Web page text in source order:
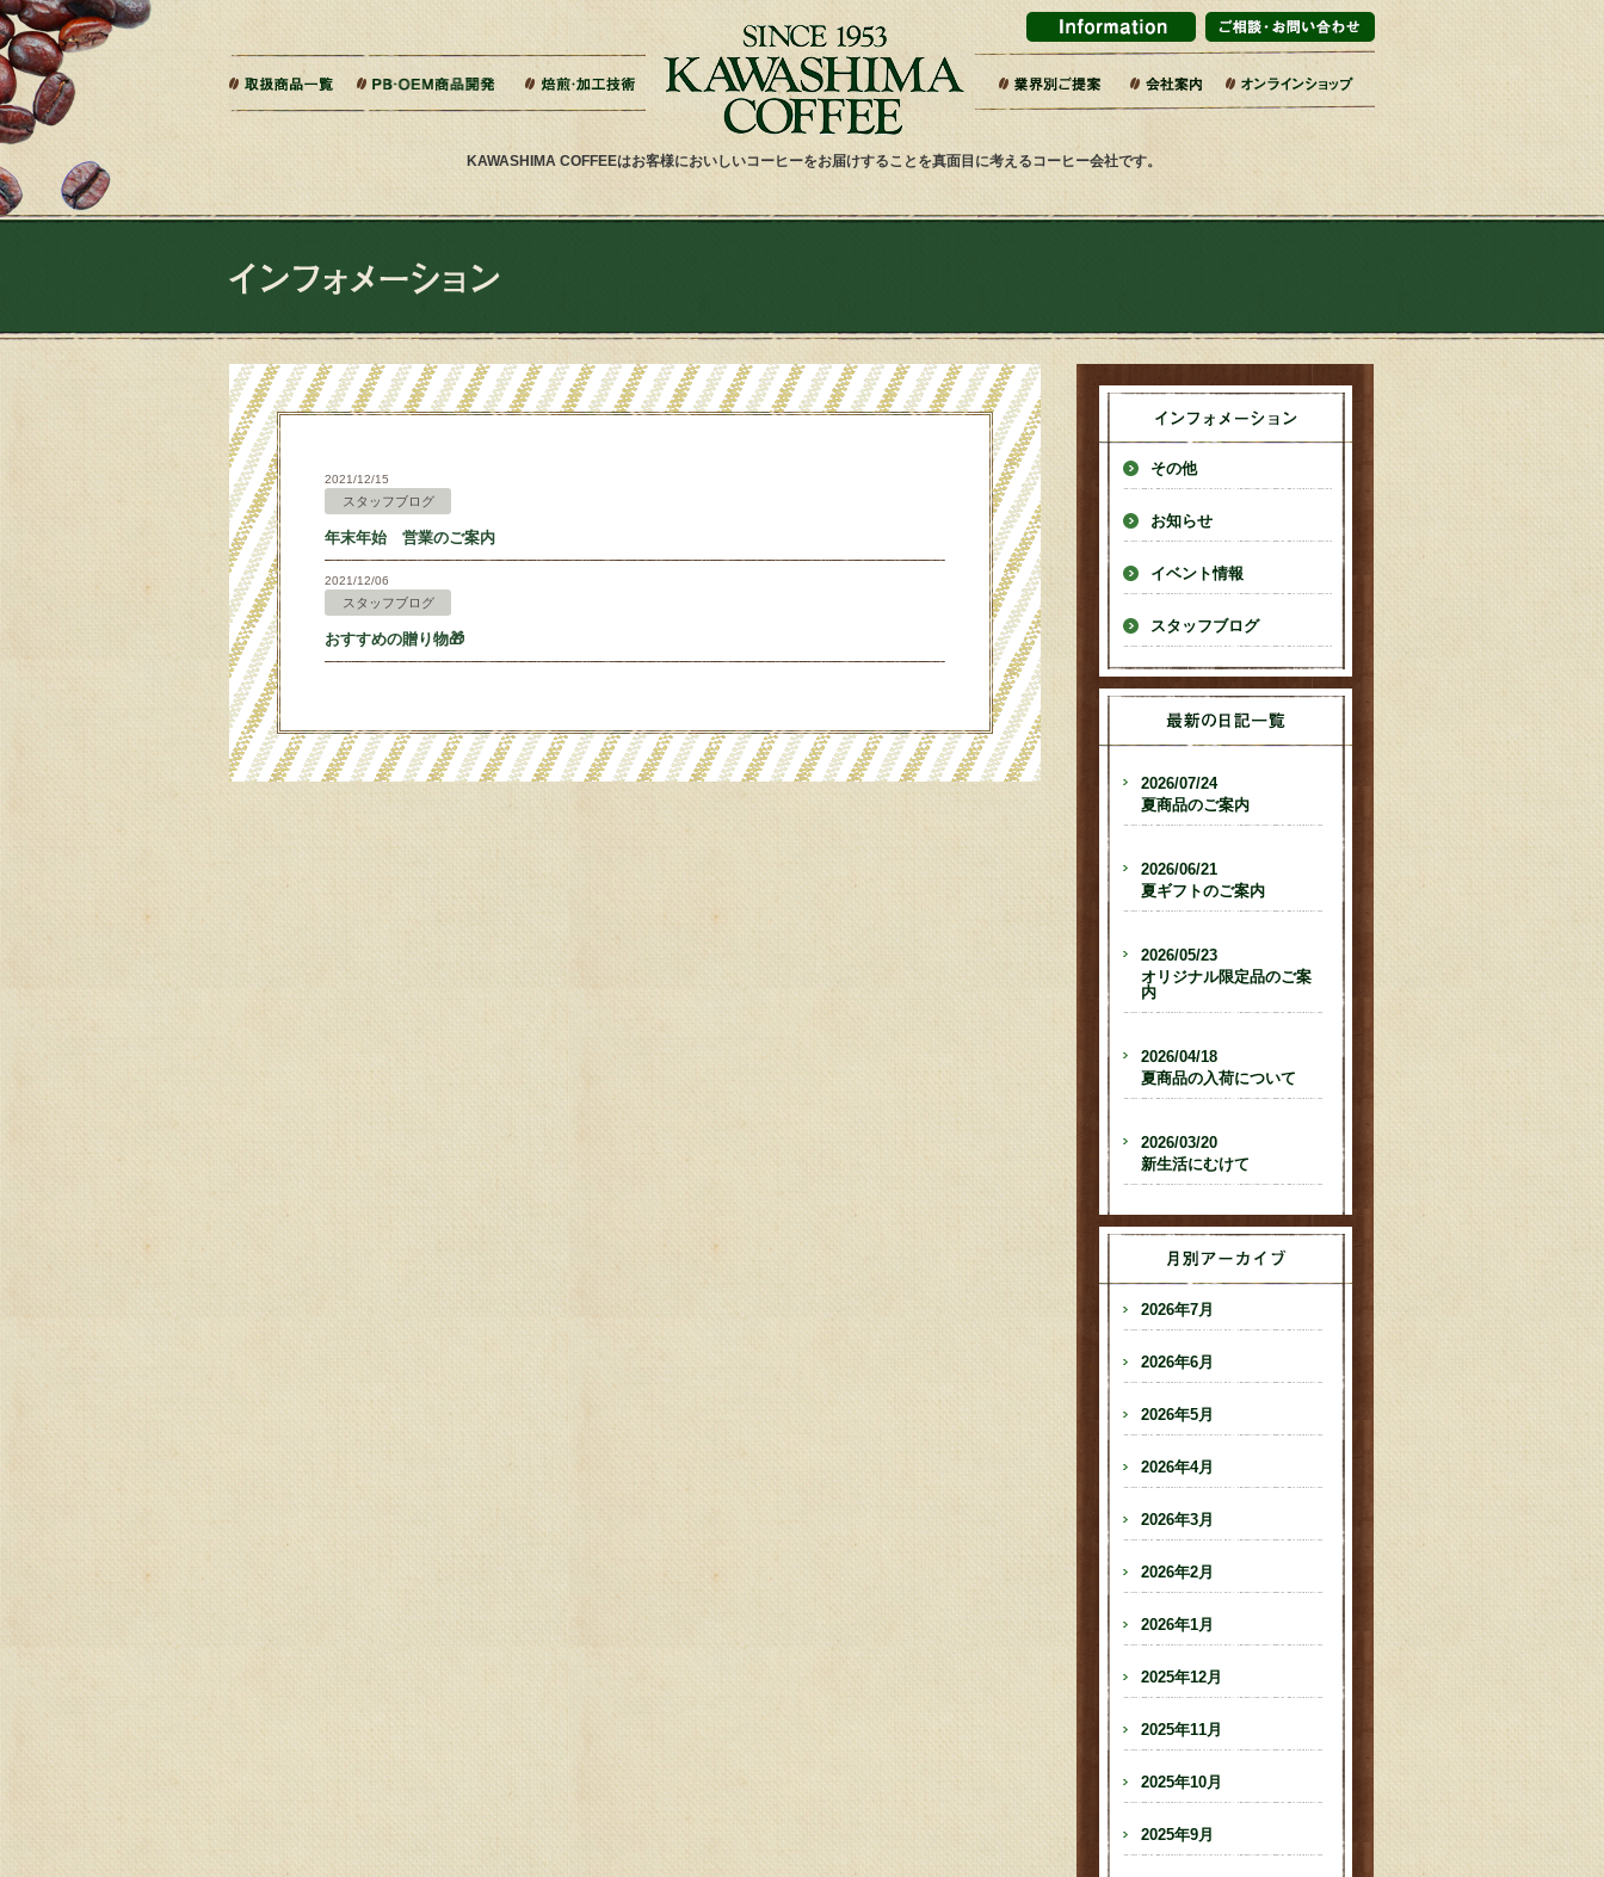
KAWASHIMA COFFEEはお客様においしいコーヒーをお届けすることを真面目に考えるコーヒー会社です。
ご相談から製造までの流れ
よくある質問
2021/12/15
スタッフブログ
年末年始 営業のご案内
2021/12/06
スタッフブログ
おすすめの贈り物🎁
その他
お知らせ
イベント情報
スタッフブログ
2026/07/24
夏商品のご案内
2026/06/21
夏ギフトのご案内
2026/05/23
オリジナル限定品のご案
内
2026/04/18
夏商品の入荷について
2026/03/20
新生活にむけて
2026年7月
2026年6月
2026年5月
2026年4月
2026年3月
2026年2月
2026年1月
2025年12月
2025年11月
2025年10月
2025年9月